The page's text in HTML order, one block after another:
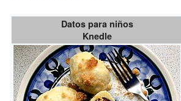
Datos para niños
Knedle